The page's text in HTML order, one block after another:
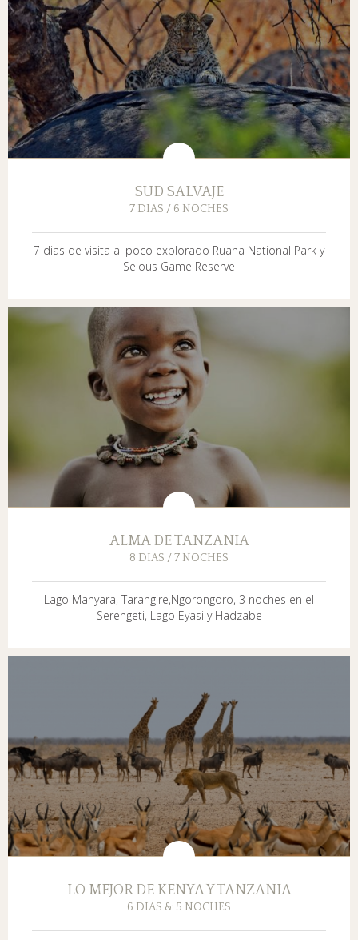
SUD SALVAJE
7 DIAS / 6 NOCHES
7 dias de visita al poco explorado Ruaha National Park y
Selous Game Reserve
ALMA DE TANZANIA
8 DIAS / 7 NOCHES
Lago Manyara, Tarangire,Ngorongoro, 3 noches en el
Serengeti, Lago Eyasi y Hadzabe
LO MEJOR DE KENYA Y TANZANIA
6 DIAS & 5 NOCHES